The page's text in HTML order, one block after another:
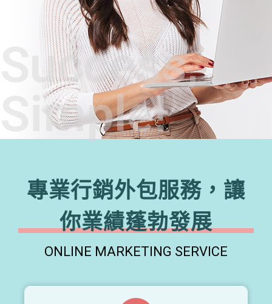
Success,
Simple!
專業行銷外包服務，讓
你業績蓬勃發展
ONLINE MARKETING SERVICE